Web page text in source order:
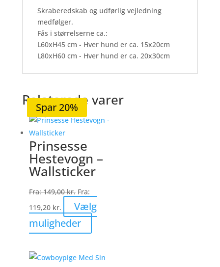
Skraberedskab og udførlig vejledning
medfølger.
Fås i størrelserne ca.:
L60xH45 cm - Hver hund er ca. 15x20cm
L80xH60 cm - Hver hund er ca. 20x30cm
Relaterede varer
Spar 20%
Prinsesse
Hestevogn –
Wallsticker
Fra:149,00kr. Fra:
119,20 kr.
Vælg
muligheder
vare
flere
Spar 20%
Spar 20%
Spar 19%
Spar 20%